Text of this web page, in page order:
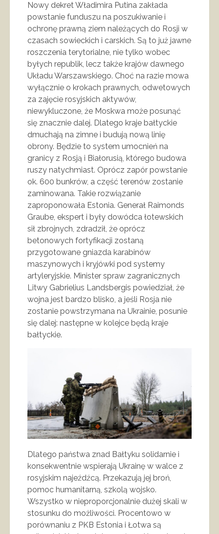
Nowy dekret Władimira Putina zakłada
powstanie funduszu na poszukiwanie i
ochronę prawną ziem należących do Rosji w
czasach sowieckich i carskich. Są to już jawne
roszczenia terytorialne, nie tylko wobec
byłych republik, lecz także krajów dawnego
Układu Warszawskiego. Choć na razie mowa
wyłącznie o krokach prawnych, odwetowych
za zajęcie rosyjskich aktywów,
niewykluczone, że Moskwa może posunąć
się znacznie dalej. Dlatego kraje bałtyckie
dmuchają na zimne i budują nową linię
obrony. Będzie to system umocnień na
granicy z Rosją i Białorusią, którego budowa
ruszy natychmiast. Oprócz zapór powstanie
ok. 600 bunkrów, a część terenów zostanie
zaminowana. Takie rozwiązanie
zaproponowała Estonia. Generał Raimonds
Graube, ekspert i były dowódca łotewskich
sił zbrojnych, zdradził, że oprócz
betonowych fortyfikacji zostaną
przygotowane gniazda karabinów
maszynowych i kryjówki pod systemy
artyleryjskie. Minister spraw zagranicznych
Litwy Gabrielius Landsbergis powiedział, że
wojna jest bardzo blisko, a jeśli Rosja nie
zostanie powstrzymana na Ukrainie, posunie
się dalej: następne w kolejce będą kraje
bałtyckie.
Dlatego państwa znad Bałtyku solidarnie i
konsekwentnie wspierają Ukrainę w walce z
rosyjskim najeźdźcą. Przekazują jej broń,
pomoc humanitarną, szkolą wojsko.
Wszystko w nieproporcjonalnie dużej skali w
stosunku do możliwości. Procentowo w
porównaniu z PKB Estonia i Łotwa są